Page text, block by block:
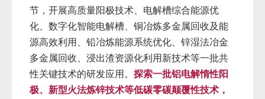
节，开展高质量阳极技术、电解槽综合能源优
化、数字化智能电解槽、铜冶炼多金属回收及能
源高效利用、铅冶炼能源系统优化、锌湿法冶金
多金属回收、浸出渣资源化利用新技术等一批共
性关键技术的研发应用。 探索一批铝电解惰性阳
极、新型火法炼锌技术等低碳零碳颠覆性技术，